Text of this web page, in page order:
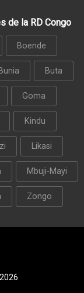
de la RD Congo
Boende
Bunia Buta
Goma
Kindu
Likasi
Mbuji-Mayi
Zongo